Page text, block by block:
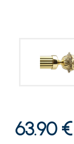
63.90 €